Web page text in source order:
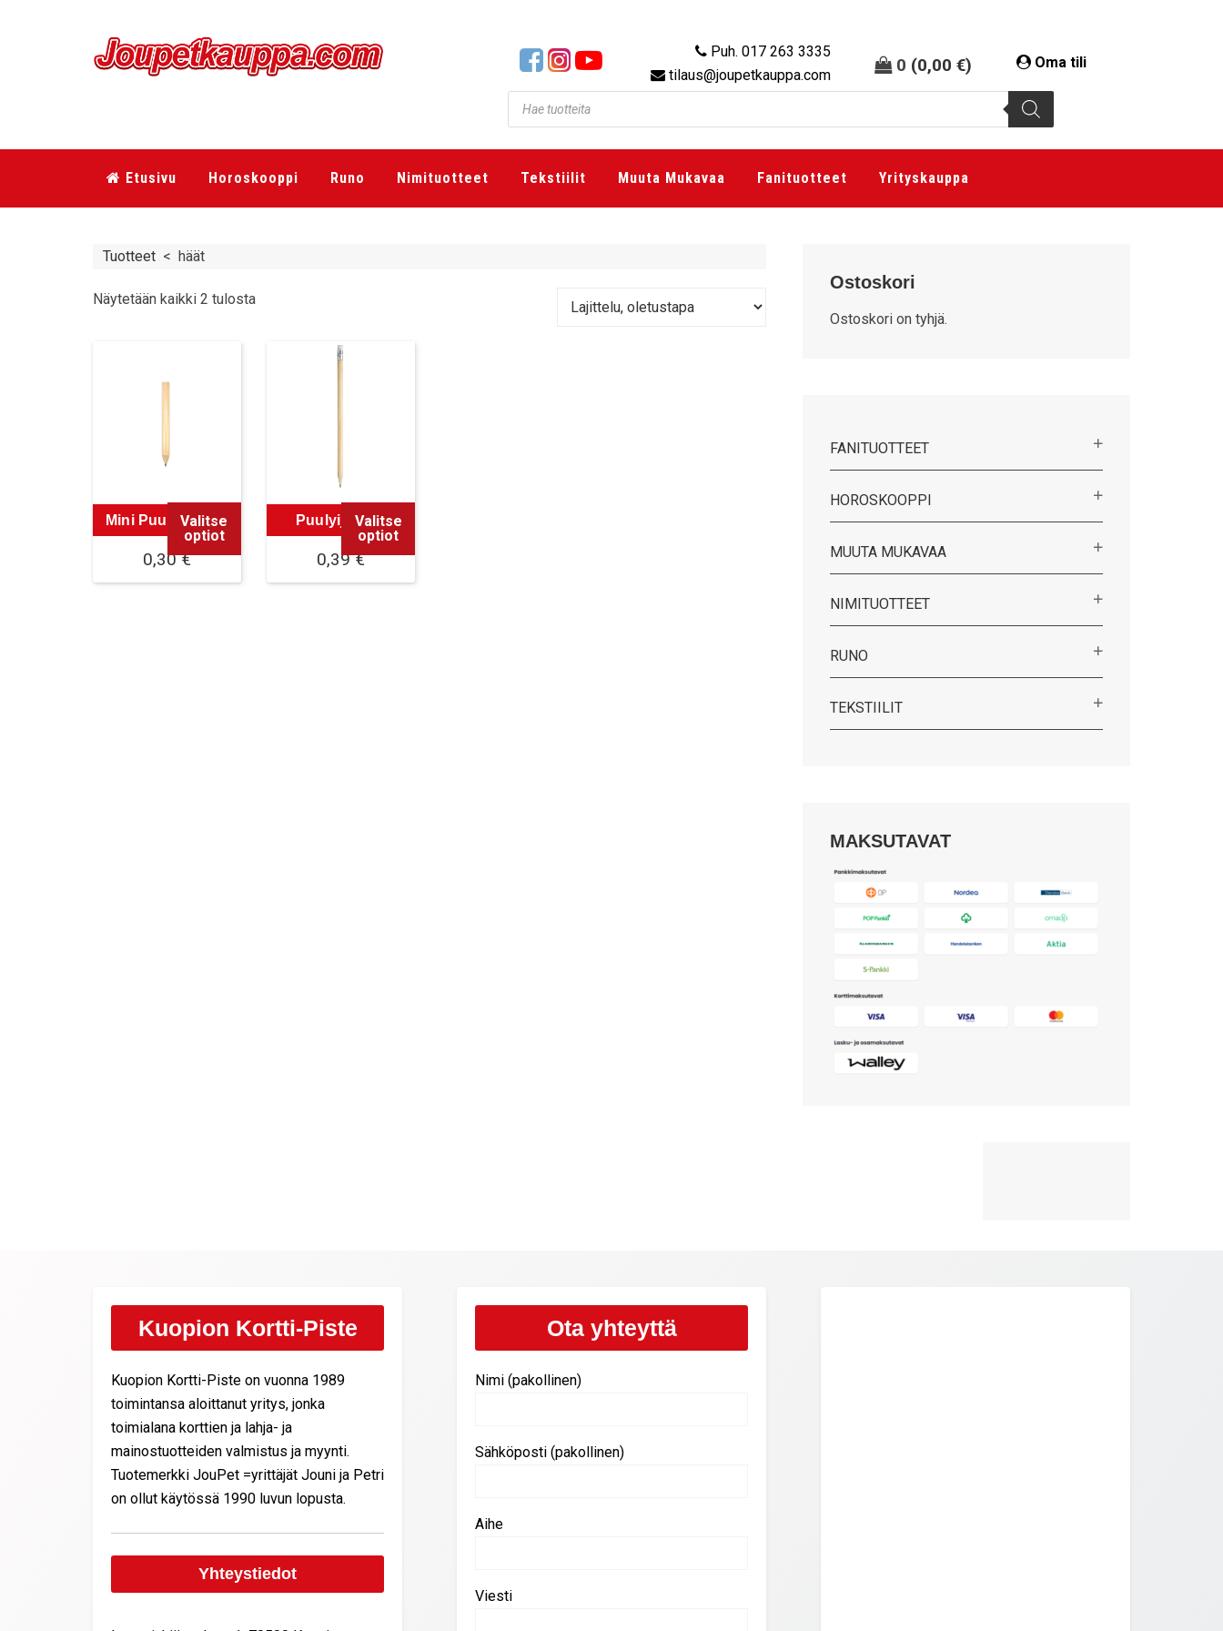
0 (0,00€)
Puh. 017 263 3335
tilaus@joupetkauppa.com
Oma tili
Etusivu Horoskooppi Runo Nimituotteet Tekstiilit Muuta Mukavaa Fanituotteet Yrityskauppa
Tuotteet < häät
Näytetään kaikki 2 tulosta
Mini Puulyijykynä
0,30€
Valitse
optiot
Puulyijykynä
0,39€
Valitse
optiot
Ostoskori
Ostoskori on tyhjä.
FANITUOTTEET
HOROSKOOPPI
MUUTA MUKAVAA
NIMITUOTTEET
RUNO
TEKSTIILIT
MAKSUTAVAT
Kuopion Kortti-Piste
Kuopion Kortti-Piste on vuonna 1989
toimintansa aloittanut yritys, jonka
toimialana korttien ja lahja- ja
mainostuotteiden valmistus ja myynti.
Tuotemerkki JouPet =yrittäjät Jouni ja Petri
on ollut käytössä 1990 luvun lopusta.
Yhteystiedot
Ota yhteyttä
Nimi (pakollinen)
Sähköposti (pakollinen)
Aihe
Viesti